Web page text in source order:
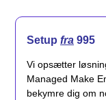
Setup fra 995
Vi opsætter
Managed Make
bekymre dig om